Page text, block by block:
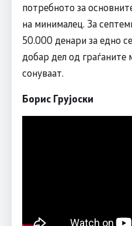
потребното за
на минималец. За
50.000 денари за едно
добар дел од
сонуваат.
Борис Грујоски